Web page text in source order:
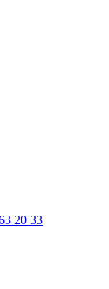
20 33